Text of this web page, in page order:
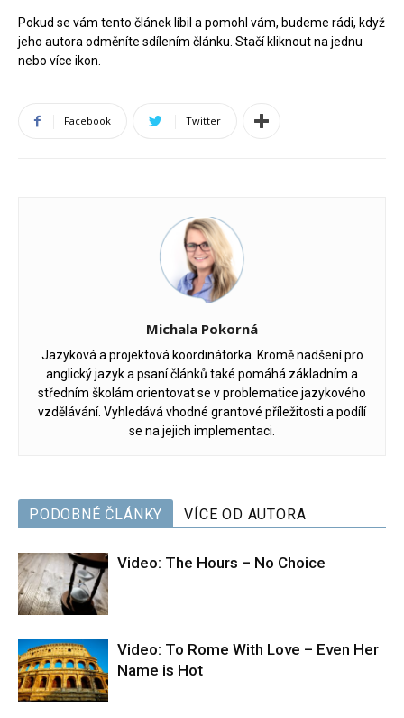
Pokud se vám tento článek líbil a pomohl vám, budeme rádi, když
jeho autora odměníte sdílením článku. Stačí kliknout na jednu
nebo více ikon.
Facebook Twitter
Michala Pokorná
Jazyková a projektová koordinátorka. Kromě nadšení pro
anglický jazyk a psaní článků také pomáhá základním a
středním školám orientovat se v problematice jazykového
vzdělávání. Vyhledává vhodné grantové příležitosti a podílí
se na jejich implementaci.
PODOBNÉ ČLÁNKY VÍCE OD AUTORA
Video: The Hours – No Choice
Video: To Rome With Love – Even Her
Name is Hot